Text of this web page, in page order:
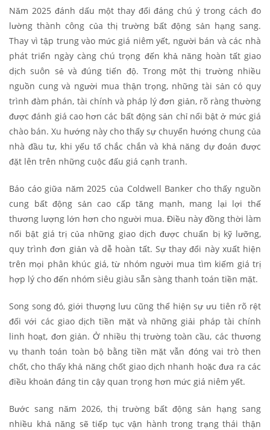
Năm 2025 đánh dấu một thay đổi đáng chú ý trong cách đo
lường thành công của thị trường bất động sản hạng sang.
Thay vì tập trung vào mức giá niêm yết, người bán và các nhà
phát triển ngày càng chú trọng đến khả năng hoàn tất giao
dịch suôn sẻ và đúng tiến độ. Trong một thị trường nhiều
nguồn cung và người mua thận trọng, những tài sản có quy
trình đàm phán, tài chính và pháp lý đơn giản, rõ ràng thường
được đánh giá cao hơn các bất động sản chỉ nổi bật ở mức giá
chào bán. Xu hướng này cho thấy sự chuyển hướng chung của
nhà đầu tư, khi yếu tố chắc chắn và khả năng dự đoán được
đặt lên trên những cuộc đấu giá cạnh tranh.
Báo cáo giữa năm 2025 của Coldwell Banker cho thấy nguồn
cung bất động sản cao cấp tăng mạnh, mang lại lợi thế
thương lượng lớn hơn cho người mua. Điều này đồng thời làm
nổi bật giá trị của những giao dịch được chuẩn bị kỹ lưỡng,
quy trình đơn giản và dễ hoàn tất. Sự thay đổi này xuất hiện
trên mọi phân khúc giá, từ nhóm người mua tìm kiếm giá trị
hợp lý cho đến nhóm siêu giàu sẵn sàng thanh toán tiền mặt.
Song song đó, giới thượng lưu cũng thể hiện sự ưu tiên rõ rệt
đối với các giao dịch tiền mặt và những giải pháp tài chính
linh hoạt, đơn giản. Ở nhiều thị trường toàn cầu, các thương
vụ thanh toán toàn bộ bằng tiền mặt vẫn đóng vai trò then
chốt, cho thấy khả năng chốt giao dịch nhanh hoặc đưa ra các
điều khoản đáng tin cậy quan trọng hơn mức giá niêm yết.
Bước sang năm 2026, thị trường bất động sản hạng sang
nhiều khả năng sẽ tiếp tục vận hành trong trạng thái thận